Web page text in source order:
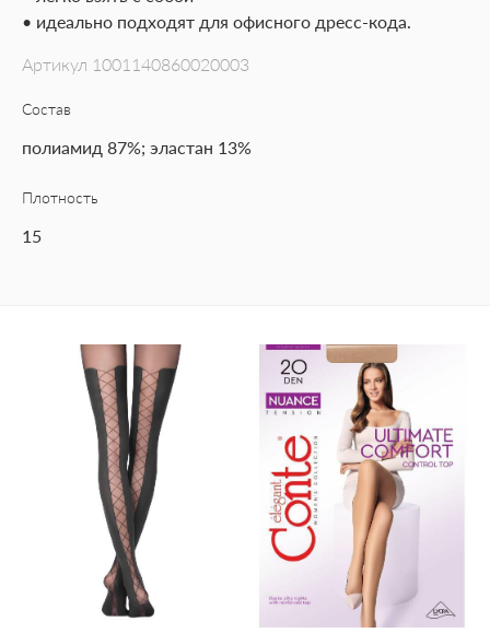
• идеально подходят для офисного дресс-кода.
Артикул 1001140860020003
Состав
полиамид 87%; эластан 13%
Плотность
15